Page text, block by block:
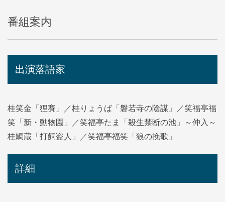
番組案内
出演落語家
桂笑金「狸賽」／桂りょうば「磐若寺の陰謀」／笑福亭福
笑「新・動物園」／笑福亭たま「殺生禁断の池」～仲入～
桂鯛蔵「打飼盗人」／笑福亭福笑「狼の挽歌」
詳細